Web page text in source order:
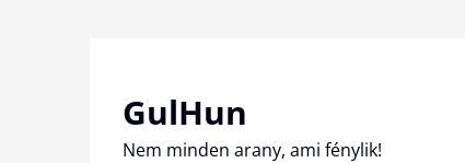
GulHun
Nem minden arany, ami fénylik!